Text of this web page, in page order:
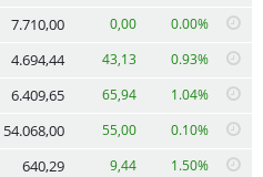
7.710,00 0,00 0.00%
4.694,44 43,13 0.93%
6.409,65 65,94 1.04%
54.068,00 55,00 0.10%
640,29 9,44 1.50%